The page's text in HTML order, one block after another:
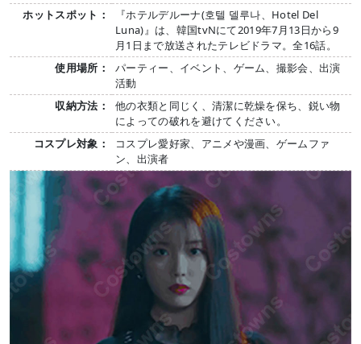
ホットスポット：
『ホテルデルーナ(호텔 델루나、Hotel Del
Luna)』は、韓国tvNにて2019年7月13日から9
月1日まで放送されたテレビドラマ。全16話。
使用場所：
パーティー、イベント、ゲーム、撮影会、出演
活動
収納方法：
他の衣類と同じく、清潔に乾燥を保ち、鋭い物
によっての破れを避けてください。
コスプレ対象：
コスプレ愛好家、アニメや漫画、ゲームファ
ン、出演者